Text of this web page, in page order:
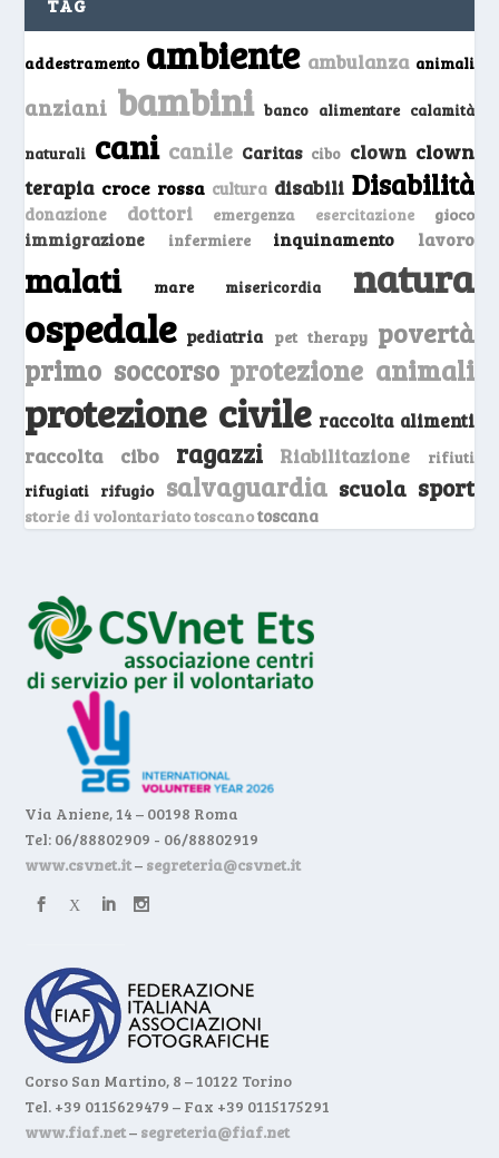
addestramento ambiente ambulanza animali
anziani bambini banco alimentare calamità
naturali cani canile Caritas cibo clown clown
terapia croce rossa cultura disabili Disabilità
donazione dottori emergenza esercitazione gioco
immigrazione infermiere inquinamento lavoro
malati mare misericordia natura
ospedale pediatria pet therapy povertà
primo soccorso protezione animali
protezione civile raccolta alimenti
raccolta cibo ragazzi Riabilitazione
rifiuti
rifugiati
rifugio salvaguardia scuola sport
storie di volontariato toscanotoscana
Via Aniene, 14 – 00198 Roma
Tel: 06/88802909 - 06/88802919
www.csvnet.it– segreteria@csvnet.it
Corso San Martino, 8 – 10122 Torino
Tel. +39 0115629479 – Fax +39 0115175291
www.fiaf.net– segreteria@fiaf.net